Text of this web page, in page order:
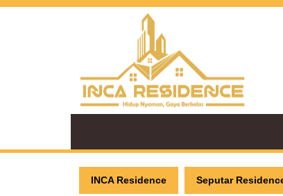
Skip
INCA Residence Seputar